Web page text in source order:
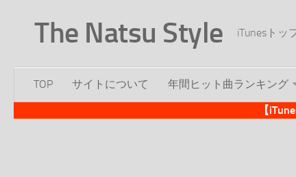
The Natsu Style iTunesトッ
TOP サイトについて 年間ヒット曲ランキング
【